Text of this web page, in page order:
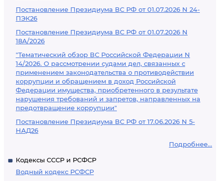
Постановление Президиума ВС РФ от 01.07.2026 N 24-
ПЭК26
Постановление Президиума ВС РФ от 01.07.2026 N
18А/2026
"Тематический обзор ВС Российской Федерации N
14/2026. О рассмотрении судами дел, связанных с
применением законодательства о противодействии
коррупции и обращением в доход Российской
Федерации имущества, приобретенного в результате
нарушения требований и запретов, направленных на
предотвращение коррупции"
Постановление Президиума ВС РФ от 17.06.2026 N 5-
НАД26
Подробнее...
Кодексы СССР и РСФСР
Водный кодекс РСФСР